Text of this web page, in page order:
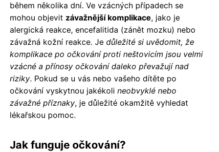
během několika dní. Ve vzácných případech se
mohou objevit závažnější komplikace, jako je
alergická reakce, encefalitida (zánět mozku) nebo
závažná kožní reakce. Je důležité si uvědomit, že
komplikace po očkování proti neštovicím jsou velmi
vzácné a přínosy očkování daleko převažují nad
riziky. Pokud se u vás nebo vašeho dítěte po
očkování vyskytnou jakékoli neobvyklé nebo
závažné příznaky, je důležité okamžitě vyhledat
lékařskou pomoc.
Jak funguje očkování?